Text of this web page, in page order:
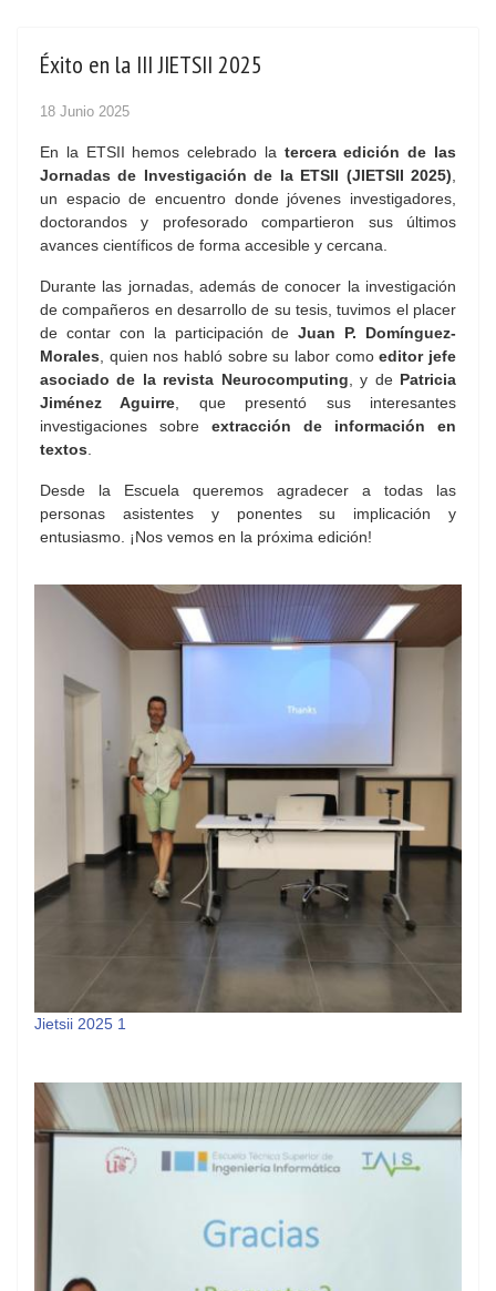
Éxito en la III JIETSII 2025
18 Junio 2025
En la ETSII hemos celebrado la tercera edición de las
Jornadas de Investigación de la ETSII (JIETSII 2025)
un espacio de encuentro donde jóvenes investigadores,
doctorandos y profesorado compartieron sus últimos
avances científicos de forma accesible y cercana.
Durante las jornadas, además de conocer la investigación
de compañeros en desarrollo de su tesis, tuvimos el placer
de contar con la participación deJuan P. Domínguez-
Morales , quien nos habló sobre su labor comoeditor jefe
asociado de la revista Neurocomputing , y de Patricia
Jiménez Aguirre , que presentó sus interesantes
investigaciones sobre extracción de información en
textos
Desde la Escuela queremos agradecer a todas las
personas asistentes y ponentes su implicación y
entusiasmo. ¡Nos vemos en la próxima edición!
Jietsii 2025 1